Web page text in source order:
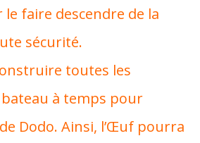
faire descendre de la
sécurité.
toutes les
à temps pour
Dodo. Ainsi, l’Œuf pourra